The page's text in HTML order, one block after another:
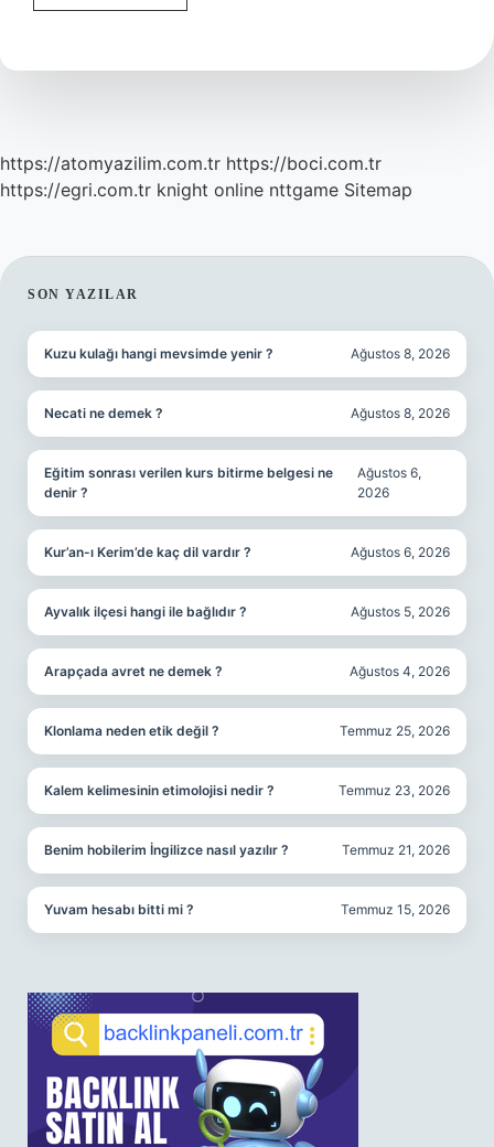
Boşanmak
Yerine
https://atomyazilim.com.tr https://boci.com.tr
https://egri.com.tr knight online nttgame Sitemap
SIDEBAR
SON YAZILAR
Kuzu kulağı hangi mevsimde yenir ? Ağustos 8, 2026
Necati ne demek ? Ağustos 8, 2026
Eğitim sonrası verilen kurs bitirme belgesi ne
denir ?
Ağustos 6,
2026
Kur’an-ı Kerim’de kaç dil vardır ? Ağustos 6, 2026
Ayvalık ilçesi hangi ile bağlıdır ? Ağustos 5, 2026
Arapçada avret ne demek ? Ağustos 4, 2026
Klonlama neden etik değil ? Temmuz 25, 2026
Kalem kelimesinin etimolojisi nedir ? Temmuz 23, 2026
Benim hobilerim İngilizce nasıl yazılır ? Temmuz 21, 2026
Yuvam hesabı bitti mi ? Temmuz 15, 2026